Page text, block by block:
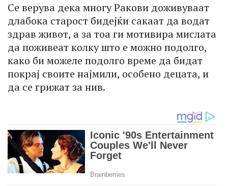
Се верува дека многу Ракови доживуваат
длабока старост бидејќи сакаат да водат
здрав живот, а за тоа ги мотивира мислата
да поживеат колку што е можно подолго,
како би можеле подолго време да бидат
покрај своите најмили, особено децата, и
да се грижат за нив.